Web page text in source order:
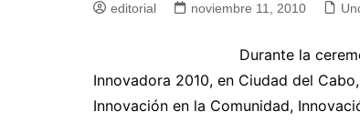
editorial noviembre 11, 2010
Durante la
Innovadora 2010, en Ciudad del
Innovación en la Comunidad,